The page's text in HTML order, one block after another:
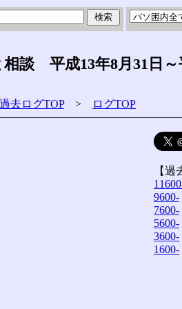
談 平成13年8月31日～
去ログTOP> ログTOP
【
9600-
7600-
5600-
3600-
1600-